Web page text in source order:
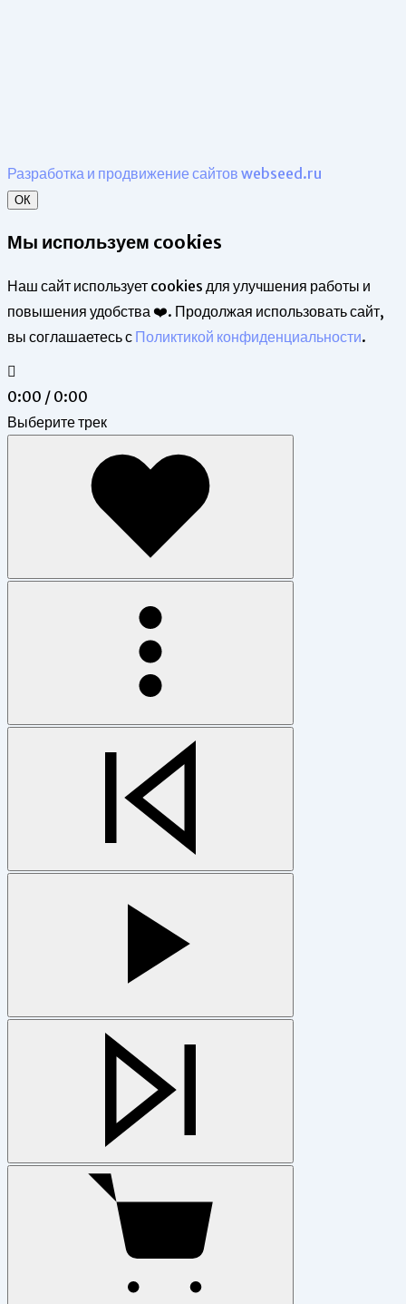
Разработка и продвижение сайтов webseed.ru
ОК
Мы используем cookies
Наш сайт использует cookies для улучшения работы и
повышения удобства ❤️. Продолжая использовать сайт,
вы соглашаетесь с Поликтикой конфиденциальности.
0:00 / 0:00
Выберите трек